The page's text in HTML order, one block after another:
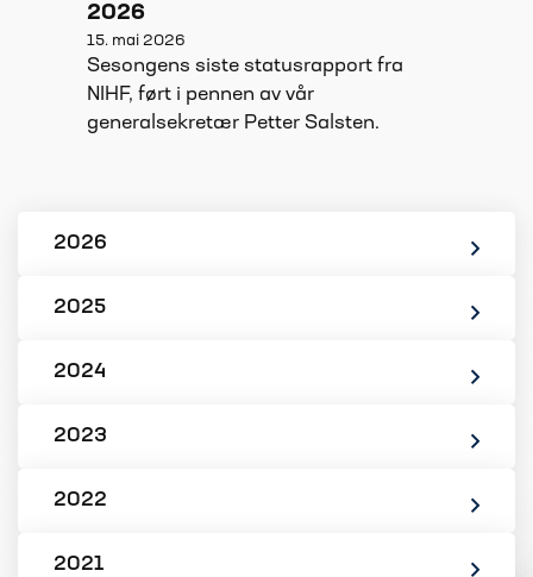
2026
15. mai 2026
Sesongens siste statusrapport fra
NIHF, ført i pennen av vår
generalsekretær Petter Salsten.
2026
2025
2024
2023
2022
2021